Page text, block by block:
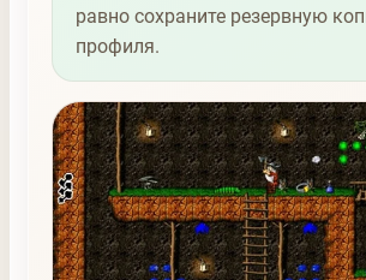
равно сохраните резервную
профиля.